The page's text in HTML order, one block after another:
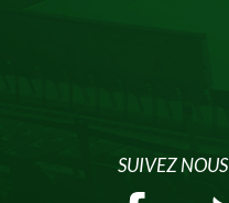
SUIVEZ NOUS